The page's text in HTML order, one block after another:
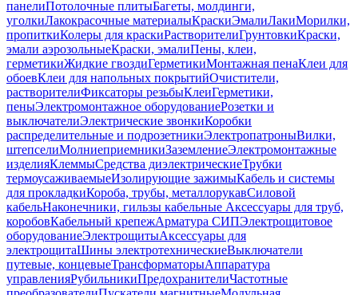
панелиПотолочные плитыБагеты, молдинги,
уголкиЛакокрасочные материалыКраскиЭмалиЛакиМорилки,
пропиткиКолеры для краскиРастворителиГрунтовкиКраски,
эмали аэрозольныеКраски, эмалиПены, клеи,
герметикиЖидкие гвоздиГерметикиМонтажная пенаКлеи для
обоевКлеи для напольных покрытийОчистители,
растворителиФиксаторы резьбыКлеиГерметики,
пеныЭлектромонтажное оборудованиеРозетки и
выключателиЭлектрические звонкиКоробки
распределительные и подрозетникиЭлектропатроныВилки,
штепселиМолниеприемникиЗаземлениеЭлектромонтажные
изделияКлеммыСредства диэлектрическиеТрубки
термоусаживаемыеИзолирующие зажимыКабель и системы
для прокладкиКороба, трубы, металлорукавСиловой
кабельНаконечники, гильзы кабельные Аксессуары для труб,
коробовКабельный крепежАрматура СИПЭлектрощитовое
оборудованиеЭлектрощитыАксессуары для
электрощитаШины электротехническиеВыключатели
путевые, концевыеТрансформаторыАппаратура
управленияРубильникиПредохранителиЧастотные